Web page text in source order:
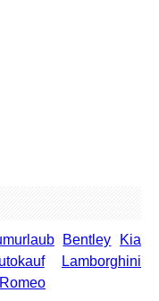
Bentley
Kia
Lamborghini